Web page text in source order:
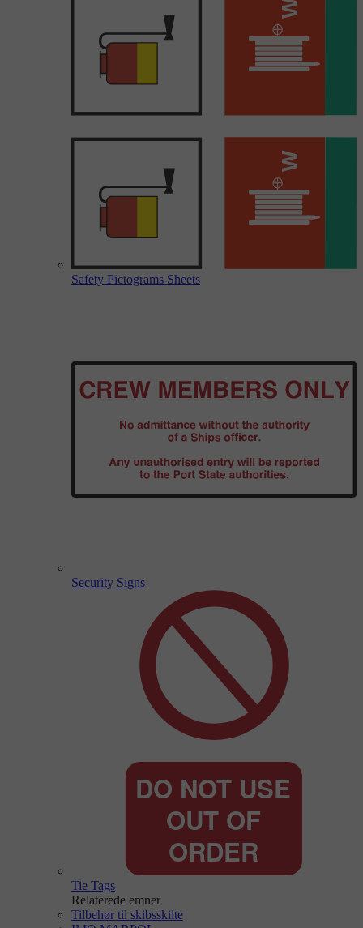
Safety Pictograms Sheets
Security Signs
Tie Tags
Relaterede emner
Tilbehør til skibsskilte